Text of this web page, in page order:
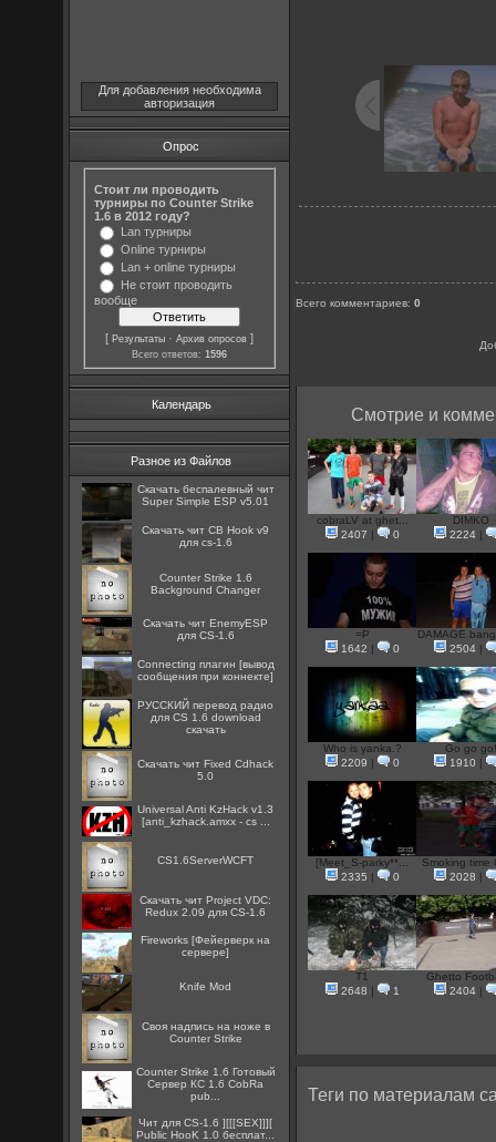
Для добавления необходима
авторизация
Опрос
Стоит ли проводить
турниры по Counter Strike
1.6 в 2012 году?
Lan турниры
Online турниры
Lan + online турниры
Не стоит проводить
вообще
[Результаты ·Архив опросов ]
Всего ответов:1596
Календарь
Разное из Файлов
Скачать беспалевный чит
Super Simple ESP v5.01
Скачать чит CB Hook v9
для cs-1.6
Counter Strike 1.6
Background Changer
Скачать чит EnemyESP
для CS-1.6
Connecting плагин [вывод
сообщения при коннекте]
РУССКИЙ перевод радио
для CS 1.6 download
скачать
Скачать чит Fixed Cdhack
5.0
Universal Anti KzHack v1.3
[anti_kzhack.amxx - cs ...
CS1.6ServerWCFT
Скачать чит Project VDC:
Redux 2.09 для CS-1.6
Fireworks [Фейерверк на
сервере]
Knife Mod
Cвоя надпись на ноже в
Counter Strike
Counter Strike 1.6 Готовый
Сервер КС 1.6 CobRa
pub...
Чит для CS-1.6 ][[[SEX]]][
Public HooK 1.0 бесплат...
Всего комментариев:0
Смотрие и
cobraLV at ghet...
2407
0
DIMKO
2224|
=P
1642
0
DAMAGE
2504|
Who is yanka.?
2209
0
Go go go!
1910
[Meet_S-parky**...
2335
0
Smoking time
2028
T1
2648
1
Ghetto
2404|
Теги по материалам